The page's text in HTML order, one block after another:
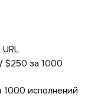
$250 за 1000
1000 исполнений